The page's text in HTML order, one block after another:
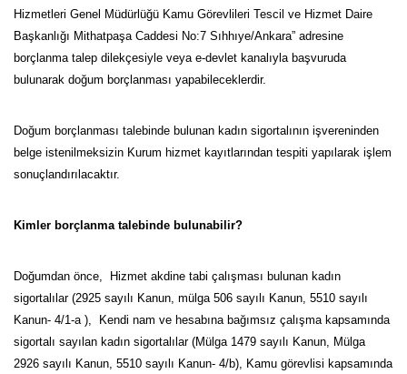
Hizmetleri Genel Müdürlüğü Kamu Görevlileri Tescil ve Hizmet Daire
Başkanlığı Mithatpaşa Caddesi No:7 Sıhhıye/Ankara” adresine
borçlanma talep dilekçesiyle veya e-devlet kanalıyla başvuruda
bulunarak doğum borçlanması yapabileceklerdir.
Doğum borçlanması talebinde bulunan kadın sigortalının işvereninden
belge istenilmeksizin Kurum hizmet kayıtlarından tespiti yapılarak işlem
sonuçlandırılacaktır.
Kimler borçlanma talebinde bulunabilir?
Doğumdan önce, Hizmet akdine tabi çalışması bulunan kadın
sigortalılar (2925 sayılı Kanun, mülga 506 sayılı Kanun, 5510 sayılı
Kanun- 4/1-a ), Kendi nam ve hesabına bağımsız çalışma kapsamında
sigortalı sayılan kadın sigortalılar (Mülga 1479 sayılı Kanun, Mülga
2926 sayılı Kanun, 5510 sayılı Kanun- 4/b), Kamu görevlisi kapsamında